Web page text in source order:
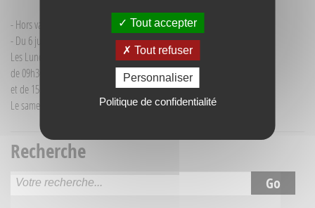
- Hors vacances d'été : mardi de 9h30 à 12h00
- Du 6 juillet au 30 août :
Les Lundi et Mercredi
de 09h30 à 12h30
et de 15h30 à 18h00
Le samedi matin de 09h30 à 12h30
Recherche
Tout accepter
Tout refuser
Personnaliser
Politique de confidentialité